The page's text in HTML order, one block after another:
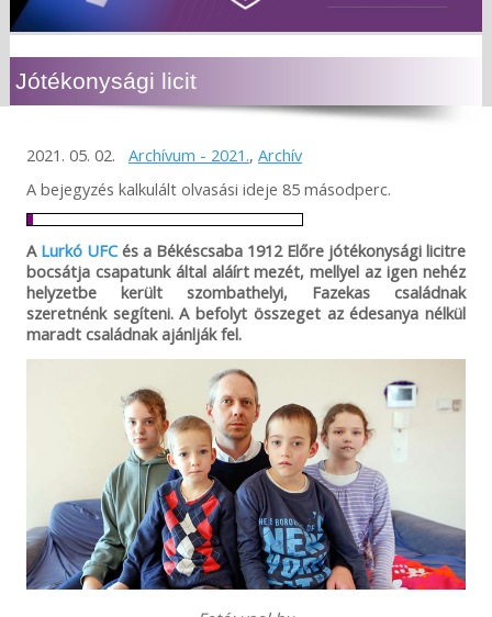
Jótékonysági licit
2021. 05. 02. Archívum - 2021., Archív
A bejegyzés kalkulált olvasási ideje 85 másodperc.
A Lurkó UFCés a Békéscsaba 1912 Előre jótékonysági licitre
bocsátja csapatunk által aláírt mezét, mellyel az igen nehéz
helyzetbe került szombathelyi, Fazekas családnak
szeretnénk segíteni. A befolyt összeget az édesanya nélkül
maradt családnak ajánlják fel.